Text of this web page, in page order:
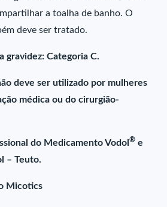
a toalha de banho. O
deve ser tratado.
gravidez: Categoria C.
deve ser utilizado por mulheres
médica ou do cirurgião-
do Medicamento Vodol® e
– Teuto.
Micotics